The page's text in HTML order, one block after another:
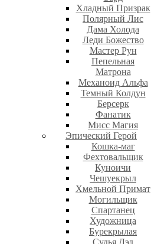
Хладный Призрак
Полярный Лис
Дама Холода
Леди Божество
Мастер Рун
Пепельная
Матрона
Механоид Альфа
Темный Колдун
Берсерк
Фанатик
Мисс Магия
Эпический Герой
Кошка-маг
Фехтовальщик
Куноичи
Чешуекрыл
Хмельной Примат
Могильщик
Спартанец
Художница
Бурекрылая